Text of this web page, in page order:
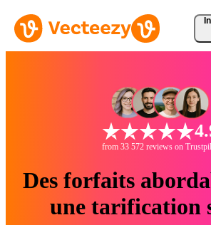
from 33 572 reviews on
Des forfaits
une tarification